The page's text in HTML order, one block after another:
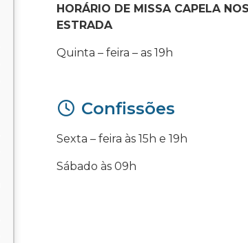
HORÁRIO DE MISSA CAPELA
ESTRADA
Quinta – feira – as 19h
Confissões
Sexta – feira às 15h e 19h
Sábado às 09h